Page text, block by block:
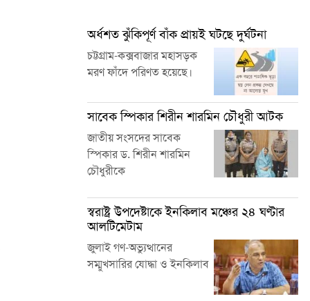
অর্ধশত ঝুঁকিপূর্ণ বাঁক প্রায়ই ঘটছে দুর্ঘটনা
চট্টগ্রাম-কক্সবাজার মহাসড়ক
মরণ ফাঁদে পরিণত হয়েছে।
সাবেক স্পিকার শিরীন শারমিন চৌধুরী আটক
জাতীয় সংসদের সাবেক
স্পিকার ড. শিরীন শারমিন
চৌধুরীকে
স্বরাষ্ট্র উপদেষ্টাকে ইনকিলাব মঞ্চের ২৪ ঘণ্টার
আলটিমেটাম
জুলাই গণ-অভ্যুত্থানের
সম্মুখসারির যোদ্ধা ও ইনকিলাব